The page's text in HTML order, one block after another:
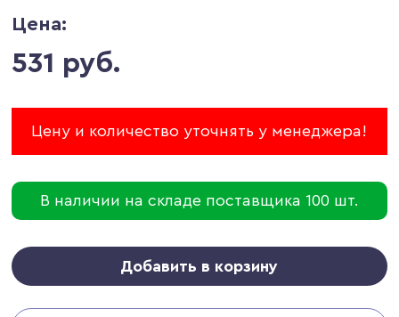
Цена:
531 руб.
Цену и количество уточнять у менеджера!
В наличии на складе поставщика 100 шт.
Добавить в корзину